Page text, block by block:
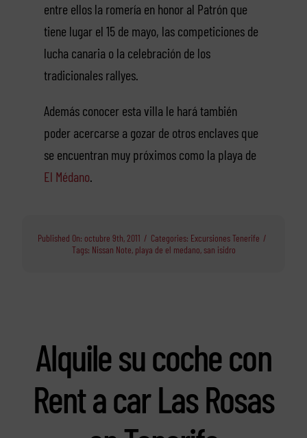
entre ellos la romería en honor al Patrón que
tiene lugar el 15 de mayo, las competiciones de
lucha canaria o la celebración de los
tradicionales rallyes.
Además conocer esta villa le hará también
poder acercarse a gozar de otros enclaves que
se encuentran muy próximos como la playa de
El Médano.
Published On: octubre 9th, 2011 / Categories: Excursiones Tenerife /
Tags: Nissan Note, playa de el medano, san isidro
Alquile su coche con
Rent a car Las Rosas